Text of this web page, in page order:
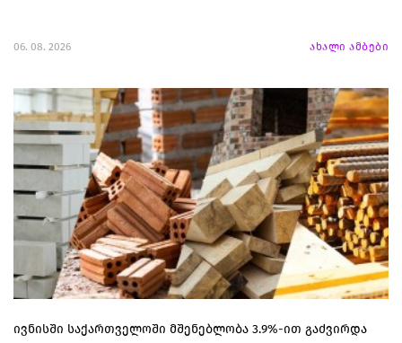
06. 08. 2026 ახალი ამბები
ივნისში საქართველოში მშენებლობა 3.9%-ით გაძვირდა